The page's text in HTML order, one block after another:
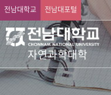
전남대학교 전남대포털
자연과학대학